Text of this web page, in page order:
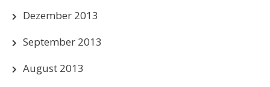
Dezember 2013
September 2013
August 2013